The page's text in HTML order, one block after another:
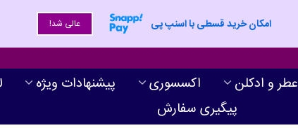
امکان خرید قسطی با اسنپ پی عالی شد!
عطر و ادکلن اکسسوری پیشنهادات ویژه
پیگیری سفارش